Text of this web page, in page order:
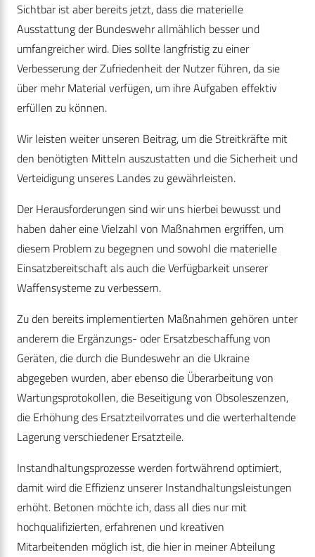
Sichtbar ist aber bereits jetzt, dass die materielle
Ausstattung der Bundeswehr allmählich besser und
umfangreicher wird. Dies sollte langfristig zu einer
Verbesserung der Zufriedenheit der Nutzer führen, da sie
über mehr Material verfügen, um ihre Aufgaben effektiv
erfüllen zu können.
Wir leisten weiter unseren Beitrag, um die Streitkräfte mit
den benötigten Mitteln auszustatten und die Sicherheit und
Verteidigung unseres Landes zu gewährleisten.
Der Herausforderungen sind wir uns hierbei bewusst und
haben daher eine Vielzahl von Maßnahmen ergriffen, um
diesem Problem zu begegnen und sowohl die materielle
Einsatzbereitschaft als auch die Verfügbarkeit unserer
Waffensysteme zu verbessern.
Zu den bereits implementierten Maßnahmen gehören unter
anderem die Ergänzungs- oder Ersatzbeschaffung von
Geräten, die durch die Bundeswehr an die Ukraine
abgegeben wurden, aber ebenso die Überarbeitung von
Wartungsprotokollen, die Beseitigung von Obsoleszenzen,
die Erhöhung des Ersatzteilvorrates und die werterhaltende
Lagerung verschiedener Ersatzteile.
Instandhaltungsprozesse werden fortwährend optimiert,
damit wird die Effizienz unserer Instandhaltungsleistungen
erhöht. Betonen möchte ich, dass all dies nur mit
hochqualifizierten, erfahrenen und kreativen
Mitarbeitenden möglich ist, die hier in meiner Abteilung